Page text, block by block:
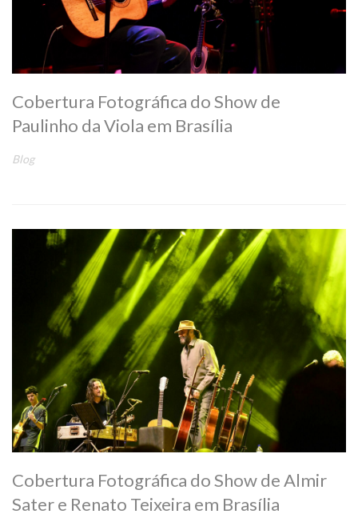
Cobertura Fotográfica do Show de
Paulinho da Viola em Brasília
Blog
Cobertura Fotográfica do Show de Almir
Sater e Renato Teixeira em Brasília